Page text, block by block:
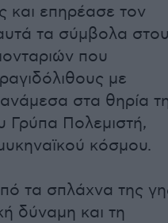
και επηρέασε τον
τα σύμβολα
που
με
στα θηρία
Γρύπα Πολεμιστή,
κόσμου.
τα σπλάχνα της
δύναμη και τη